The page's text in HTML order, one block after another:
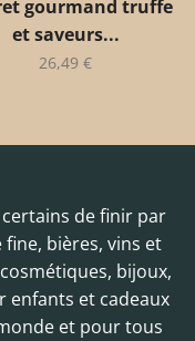
gourmand truffe
et saveurs...
26,49 €
certains de finir par
bières, vins et
bijoux,
enfants et cadeaux
et pour tous